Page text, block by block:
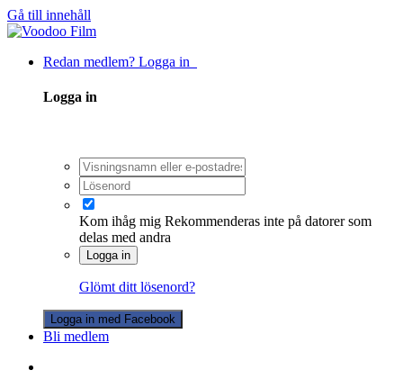
Gå till innehåll
Redan medlem? Logga in
Logga in
Kom ihåg mig Rekommenderas inte på datorer som
delas med andra
Logga in
Glömt ditt lösenord?
Logga in med Facebook
Bli medlem